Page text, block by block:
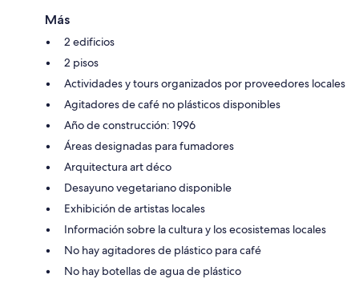
Más
2 edificios
2 pisos
Actividades y tours organizados por proveedores locales
Agitadores de café no plásticos disponibles
Año de construcción: 1996
Áreas designadas para fumadores
Arquitectura art déco
Desayuno vegetariano disponible
Exhibición de artistas locales
Información sobre la cultura y los ecosistemas locales
No hay agitadores de plástico para café
No hay botellas de agua de plástico